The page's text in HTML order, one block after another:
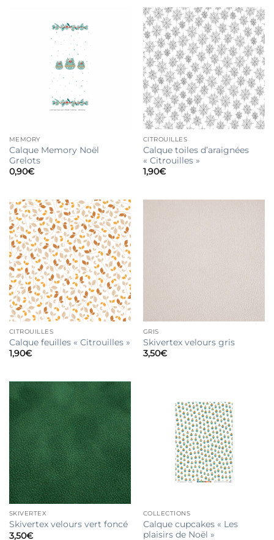
MEMORY
Calque Memory Noël
Grelots
0,90€
CITROUILLES
Calque toiles d’araignées
« Citrouilles »
1,90€
CITROUILLES
Calque feuilles « Citrouilles »
1,90€
GRIS
Skivertex velours gris
3,50€
SKIVERTEX
Skivertex velours vert foncé
3,50€
COLLECTIONS
Calque cupcakes « Les
plaisirs de Noël »